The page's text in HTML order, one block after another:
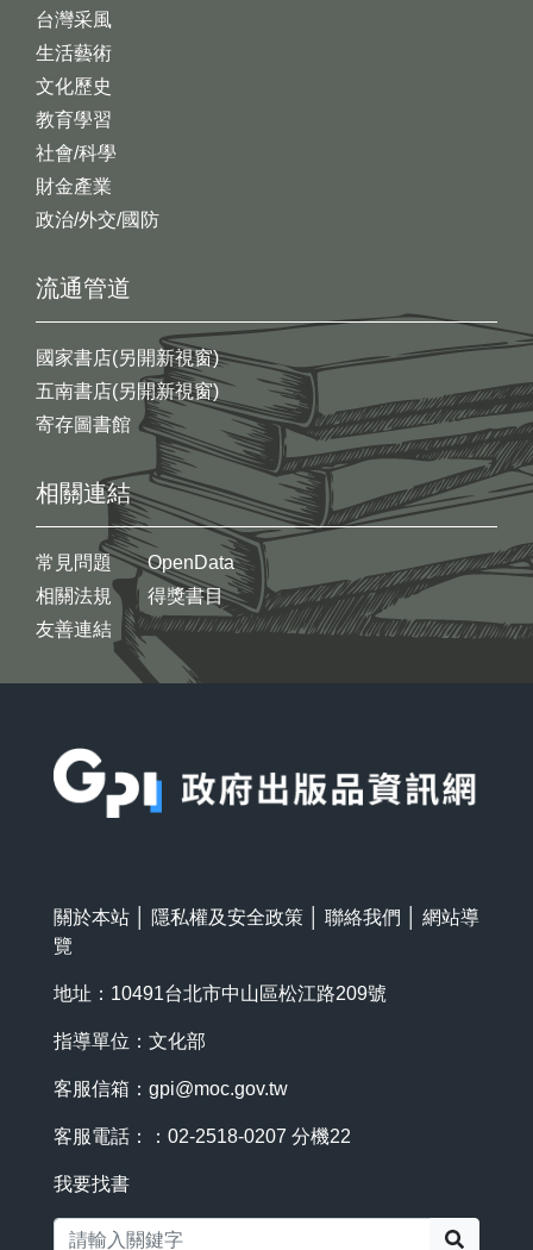
台灣采風
生活藝術
文化歷史
教育學習
社會/科學
財金產業
政治/外交/國防
流通管道
國家書店(另開新視窗)
五南書店(另開新視窗)
寄存圖書館
相關連結
常見問題
相關法規
友善連結
OpenData
得獎書目
關於本站 隱私權及安全政策 聯絡我們
網站導
覽
地址：10491台北市中山區松江路209號
指導單位：文化部
客服信箱： gpi@moc.gov.tw
客服電話：：02-2518-0207 分機22
我要找書